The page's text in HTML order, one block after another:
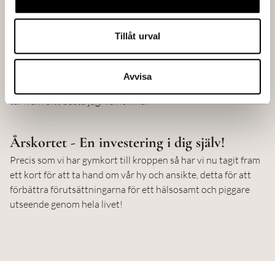
Tillåt urval
Avvisa
av ådernät, för att få bort så mycket som möjligt inför
sommaren. Här träffar ni vår Sjuksköterska Amanda.
tar fram ditt bästa jag. Välkomna!
Årskortet - En investering i dig själv!
Precis som vi har gymkort till kroppen så har vi nu tagit fram
ett kort för att ta hand om vår hy och ansikte, detta för att
förbättra förutsättningarna för ett hälsosamt och piggare
utseende genom hela livet!